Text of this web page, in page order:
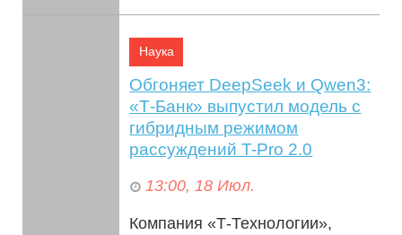
Гуревич вновь призывает МВД
на персону...
Наука
Обгоняет DeepSeek и Qwen3:
«Т-Банк» выпустил модель с
гибридным режимом
рассуждений T-Pro 2.0
13:00, 18 Июл.
Компания «Т-Технологии»,